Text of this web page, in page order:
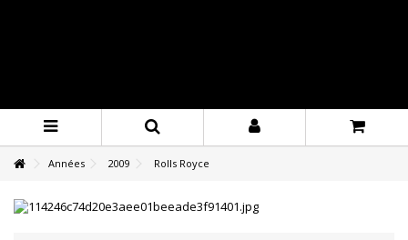
Années 2009 Rolls Royce